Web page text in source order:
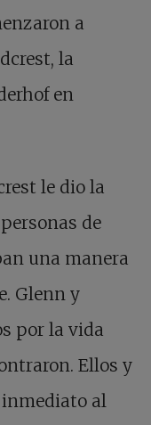
a
la
en
le dio la
de
una manera
Glenn y
por la vida
Ellos y
al